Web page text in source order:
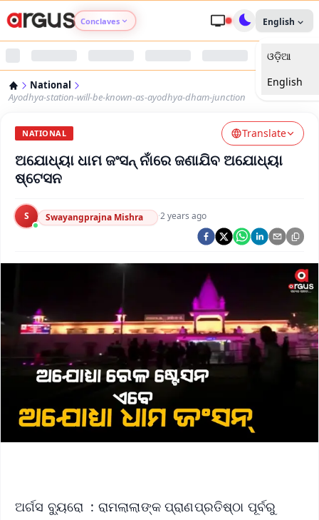
Conclaves
Argus Nari Shakti
Argus Health Connect
Argus Swaad Odisha
Argus Chalo Dekhein Apna Desh
English
ଓଡ଼ିଆ
English
National
Ayodhya-station-will-be-known-as-ayodhya-dham-junction
NATIONAL Translate
ଅଯୋଧ୍ୟା ଧାମ ଜଂସନ୍ ନାଁରେ ଜଣାଯିବ ଅଯୋଧ୍ୟା
ଷ୍ଟେସନ
S Swayangprajna Mishra ·2 years ago
ଅର୍ଗସ ବ୍ୟୁରୋ : ରାମଲାଲାଙ୍କ ପ୍ରାଣପ୍ରତିଷ୍ଠା ପୂର୍ବରୁ